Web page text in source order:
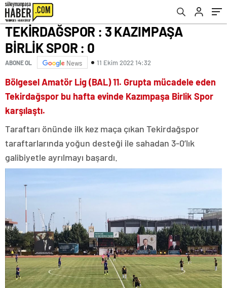
TEKİRDAĞSPOR : 3 KAZIMPAŞA
BİRLİK SPOR : 0
ABONE OL News 11 Ekim 2022 14:32
Bölgesel Amatör Lig (BAL) 11. Grupta mücadele eden
Tekirdağspor bu hafta evinde Kazımpaşa Birlik Spor
karşılaştı.
Taraftarı önünde ilk kez maça çıkan Tekirdağspor
taraftarlarında yoğun desteği ile sahadan 3-0’lık
galibiyetle ayrılmayı başardı.